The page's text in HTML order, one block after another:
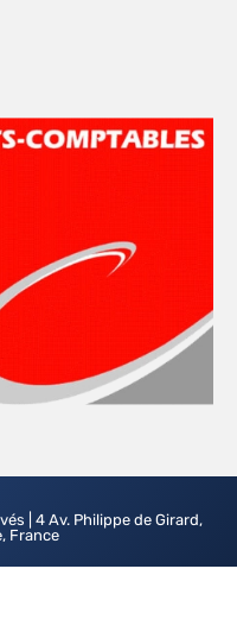
| 4 Av. Philippe de Girard,
France